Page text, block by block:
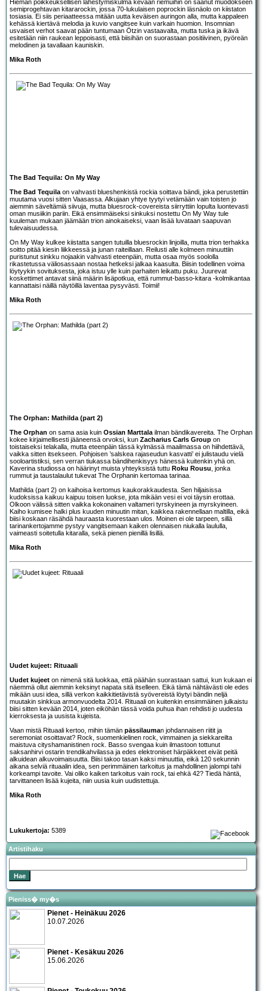
Hieman poikkeuksellisen lähestymiskulma kevään riemuihin on saanut muodokseen
semiprogehtavan kitararockin, jossa 70-lukulaisen poprockin läsnäolo on kiistaton
tosiasia. Ei siis periaatteessa mitään uutta keväisen auringon alla, mutta kappaleen
kehässä kiertävä melodia ja kuvio vangitsee kuin varkain huomion. Insomnian
usvaiset verhot saavat pään tuntumaan Ötzin vastaavalta, mutta tuska ja ikävä
esitetään niin raukean leppoisasti, että biisihän on suorastaan positiivinen, pyöreän
melodinen ja tavallaan kauniskin.
Mika Roth
The Bad Tequila: On My Way
The Bad Tequila on vahvasti blueshenkistä rockia soittava bändi, joka perustettiin
muutama vuosi sitten Vaasassa. Alkujaan yhtye tyytyi vetämään vain toisten jo
aiemmin säveltämiä siivuja, mutta bluesrock-covereista siirryttiin lopulta luontevasti
oman musiikin pariin. Eikä ensimmäiseksi sinkuksi nostettu On My Way tule
kuuleman mukaan jäämään trion ainokaiseksi, vaan lisää luvataan saapuvan
tulevaisuudessa.
On My Way kulkee kiistatta sangen tutuilla bluesrockin linjoilla, mutta trion terhakka
soitto pitää kiesin liikkeessä ja junan raiteillaan. Reilusti alle kolmeen minuuttiin
puristunut sinkku nojaakin vahvasti eteenpäin, mutta osaa myös soololla
rikastetussa väliosassaan nostaa hetkeksi jalkaa kaasulta. Biisin todellinen voima
löytyykin sovituksesta, joka istuu ylle kuin parhaiten leikattu puku. Juurevat
koskettimet antavat siinä määrin lisäpotkua, että rummut-basso-kitara -kolmikantaa
kannattaisi näillä näytöillä laventaa pysyvästi. Toimii!
Mika Roth
The Orphan: Mathilda (part 2)
The Orphan on sama asia kuin Ossian Marttala ilman bändikavereita. The Orphan
kokee kirjaimellisesti jääneensä orvoksi, kun Zacharius Carls Group on
toistaiseksi telakalla, mutta eteenpäin tässä kylmässä maailmassa on hiihdettävä,
vaikka sitten itsekseen. Pohjoisen ’salskea rajaseudun kasvatti’ ei julistaudu vielä
sooloartistiksi, sen verran tiukassa bändihenkisyys hänessä kuitenkin yhä on.
Kaverina studiossa on häärinyt muista yhteyksistä tuttu Roku Rousu , jonka
rummut ja taustalaulut tukevat The Orphanin kertomaa tarinaa.
Mathilda (part 2) on kaihoisa kertomus kaukorakkaudesta. Sen hiljaisissa
kudoksissa kaikuu kaipuu toisen luokse, jota mikään vesi ei voi täysin erottaa.
Olkoon välissä sitten vaikka kokonainen valtameri tyrskyineen ja myrskyineen.
Kaiho kumisee halki plus kuuden minuutin mitan, kaikkea rakennellaan maltilla, eikä
biisi koskaan räsähdä hauraasta kuorestaan ulos. Moinen ei ole tarpeen, sillä
tarinankertojamme pystyy vangitsemaan kaiken olennaisen niukalla laululla,
vaimeasti soitetulla kitaralla, sekä pienen pienillä lisillä.
Mika Roth
Uudet kujeet: Rituaali
Uudet kujeet on nimenä sitä luokkaa, että päähän suorastaan sattui, kun kukaan ei
näemmä ollut aiemmin keksinyt napata sitä itselleen. Eikä tämä nähtävästi ole edes
mikään uusi idea, sillä verkon kaikkitietävistä syövereistä löytyi bändin neljä
muutakin sinkkua armonvuodelta 2014. Rituaali on kuitenkin ensimmäinen julkaistu
biisi sitten kevään 2014, joten eiköhän tässä voida puhua ihan rehdisti jo uudesta
kierroksesta ja uusista kujeista.
Vaan mistä Rituaali kertoo, mihin tämän pässilauman johdannaisen riitit ja
seremoniat osoittavat? Rock, suomenkielinen rock, vimmainen ja siekkareilta
maistuva cityshamanistinen rock. Basso svengaa kuin ilmastoon tottunut
saksanhirvi ostarin trendikahvilassa ja edes elektroniset härpäkkeet eivät peitä
alkuidean alkuvoimaisuutta. Biisi takoo tasan kaksi minuuttia, eikä 120 sekunnin
aikana selviä rituaalin idea, sen perimmäinen tarkoitus ja mahdollinen jalompi tahi
korkeampi tavoite. Vai oliko kaiken tarkoitus vain rock, tai ehkä 42? Tiedä häntä,
tarvittaneen lisää kujeita, niin uusia kuin uudistettuja.
Mika Roth
Lukukertoja: 5389
Artistihaku
Pieniss� my�s
Pienet - Heinäkuu 2026
10.07.2026
Pienet - Kesäkuu 2026
15.06.2026